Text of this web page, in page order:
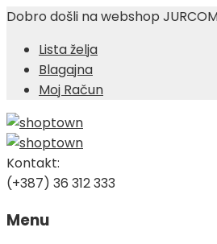
Dobro došli na webshop
Lista želja
Blagajna
Moj Račun
Kontakt:
(+387) 36 312 333
Menu